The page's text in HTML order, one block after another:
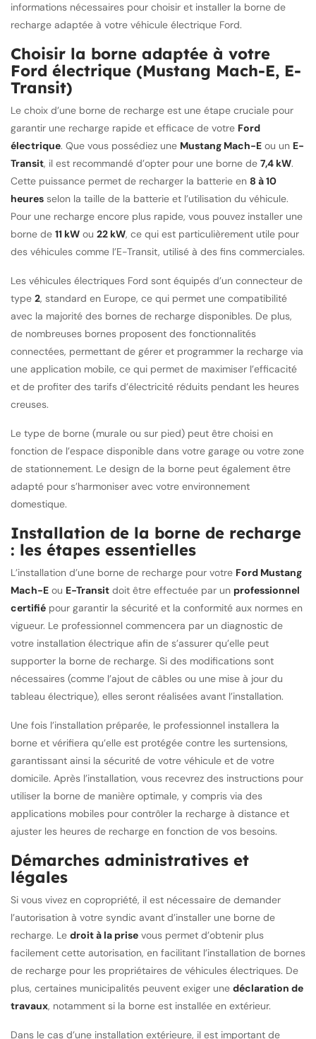
informations nécessaires pour choisir et installer la borne de
recharge adaptée à votre véhicule électrique Ford.
Choisir la borne adaptée à votre
Ford électrique (Mustang Mach-E, E-
Transit)
Le choix d’une borne de recharge est une étape cruciale pour
garantir une recharge rapide et efficace de votre Ford
électrique. Que vous possédiez une Mustang Mach-E ou un E-
Transit, il est recommandé d’opter pour une borne de 7,4 kW.
Cette puissance permet de recharger la batterie en 8 à 10
heures selon la taille de la batterie et l’utilisation du véhicule.
Pour une recharge encore plus rapide, vous pouvez installer une
borne de 11 kW ou 22 kW, ce qui est particulièrement utile pour
des véhicules comme l’E-Transit, utilisé à des fins commerciales.
Les véhicules électriques Ford sont équipés d’un connecteur de
type 2, standard en Europe, ce qui permet une compatibilité
avec la majorité des bornes de recharge disponibles. De plus,
de nombreuses bornes proposent des fonctionnalités
connectées, permettant de gérer et programmer la recharge via
une application mobile, ce qui permet de maximiser l’efficacité
et de profiter des tarifs d’électricité réduits pendant les heures
creuses.
Le type de borne (murale ou sur pied) peut être choisi en
fonction de l’espace disponible dans votre garage ou votre zone
de stationnement. Le design de la borne peut également être
adapté pour s’harmoniser avec votre environnement
domestique.
Installation de la borne de recharge
: les étapes essentielles
L’installation d’une borne de recharge pour votre Ford Mustang
Mach-E ou E-Transit doit être effectuée par un professionnel
certifié pour garantir la sécurité et la conformité aux normes en
vigueur. Le professionnel commencera par un diagnostic de
votre installation électrique afin de s’assurer qu’elle peut
supporter la borne de recharge. Si des modifications sont
nécessaires (comme l’ajout de câbles ou une mise à jour du
tableau électrique), elles seront réalisées avant l’installation.
Une fois l’installation préparée, le professionnel installera la
borne et vérifiera qu’elle est protégée contre les surtensions,
garantissant ainsi la sécurité de votre véhicule et de votre
domicile. Après l’installation, vous recevrez des instructions pour
utiliser la borne de manière optimale, y compris via des
applications mobiles pour contrôler la recharge à distance et
ajuster les heures de recharge en fonction de vos besoins.
Démarches administratives et
légales
Si vous vivez en copropriété, il est nécessaire de demander
l’autorisation à votre syndic avant d’installer une borne de
recharge. Le droit à la prise vous permet d’obtenir plus
facilement cette autorisation, en facilitant l’installation de bornes
de recharge pour les propriétaires de véhicules électriques. De
plus, certaines municipalités peuvent exiger une déclaration de
travaux, notamment si la borne est installée en extérieur.
Dans le cas d’une installation extérieure, il est important de